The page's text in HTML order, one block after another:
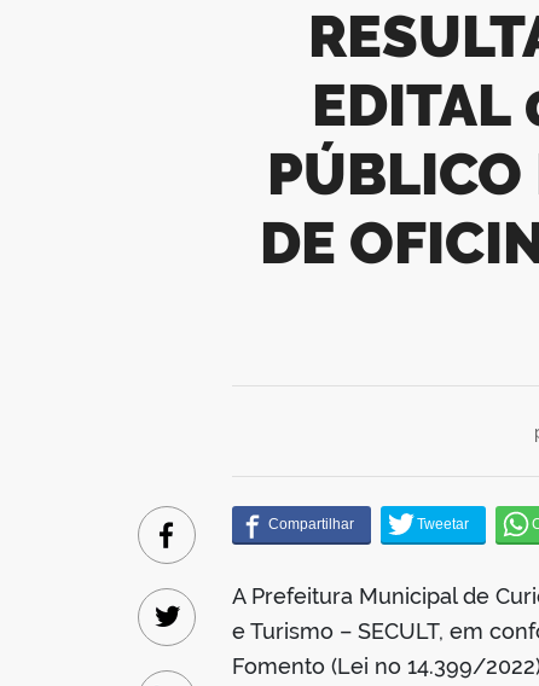
RESULTADO FINAL HOMOLOGADO –
EDITAL
PÚBLICO
DE
A Prefeitura Municipal de
e Turismo – SECULT, em
Fomento (Lei no 14.399/
Facebook
Twitter